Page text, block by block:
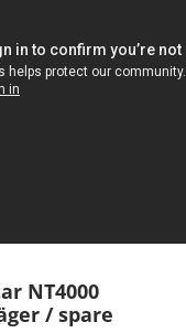
NT4000
/ spare